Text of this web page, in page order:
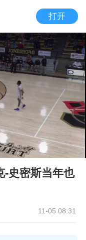
打开
-史密斯当年也
11-05 08:31